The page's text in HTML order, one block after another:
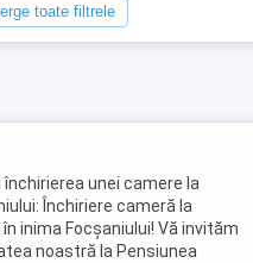
toate filtrele
unei camere la
Închiriere cameră la
inima Focșaniului! Vă invităm
noastră la Pensiunea